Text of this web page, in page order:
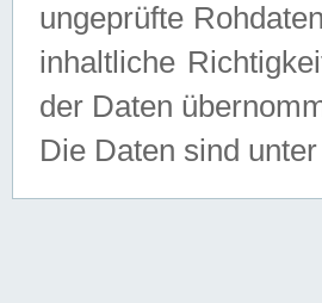
ungeprüfte
inhaltliche
der Daten
Die Daten sind